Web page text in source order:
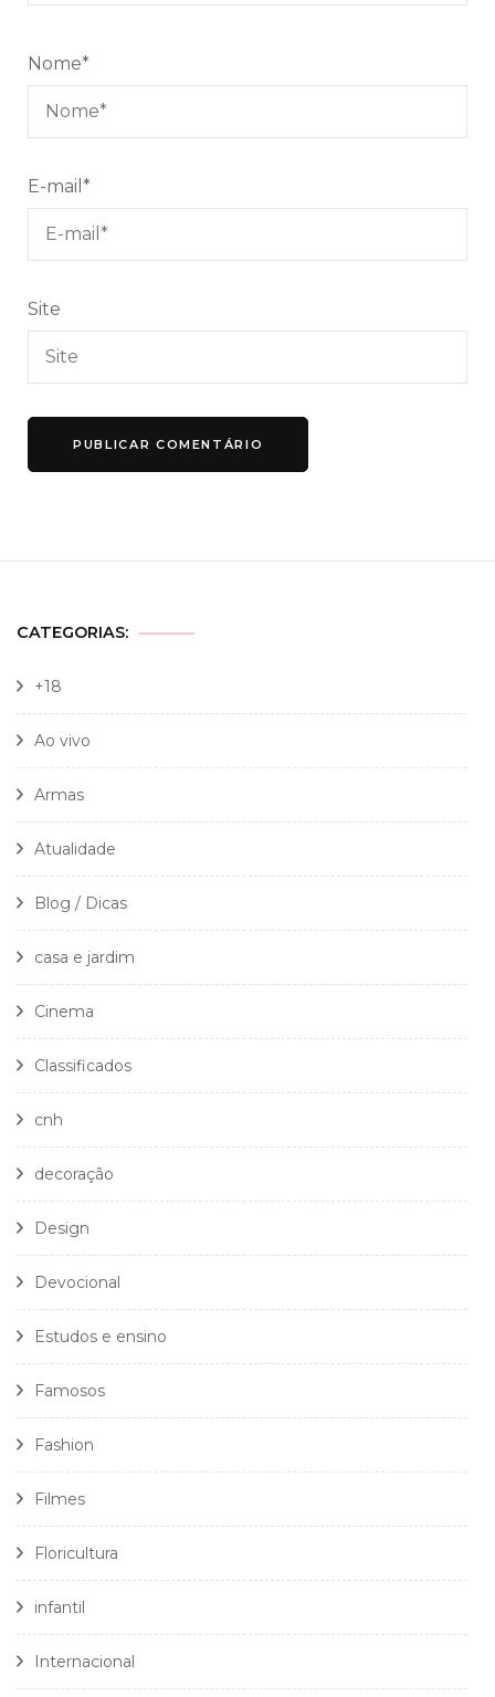
Nome*
E-mail *
Site
CATEGORIAS:
+18
Ao vivo
Armas
Atualidade
Blog / Dicas
casa e jardim
Cinema
Classificados
cnh
decoração
Design
Devocional
Estudos e ensino
Famosos
Fashion
Filmes
Floricultura
infantil
Internacional